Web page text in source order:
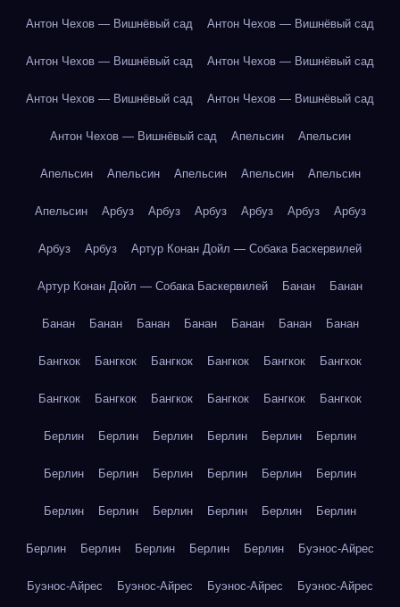
Антон Чехов — Вишнёвый сад Антон Чехов — Вишнёвый сад
Антон Чехов — Вишнёвый сад Антон Чехов — Вишнёвый сад
Антон Чехов — Вишнёвый сад Антон Чехов — Вишнёвый сад
Антон Чехов — Вишнёвый сад Апельсин Апельсин
Апельсин Апельсин Апельсин Апельсин Апельсин
Апельсин Арбуз Арбуз Арбуз Арбуз Арбуз Арбуз
Арбуз Арбуз Артур Конан Дойл — Собака Баскервилей
Артур Конан Дойл — Собака Баскервилей Банан Банан
Банан Банан Банан Банан Банан Банан Банан
Бангкок Бангкок Бангкок Бангкок Бангкок Бангкок
Бангкок Бангкок Бангкок Бангкок Бангкок Бангкок
Берлин Берлин Берлин Берлин Берлин Берлин
Берлин Берлин Берлин Берлин Берлин Берлин
Берлин Берлин Берлин Берлин Берлин Берлин
Берлин Берлин Берлин Берлин Берлин Буэнос-Айрес
Буэнос-Айрес Буэнос-Айрес Буэнос-Айрес Буэнос-Айрес